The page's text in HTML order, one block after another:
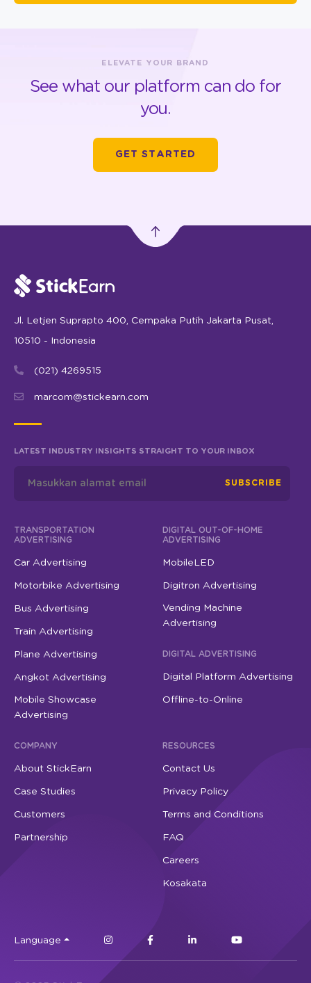
ELEVATE YOUR BRAND
See what our platform can do for
you.
GET STARTED
Jl. Letjen Suprapto 400, Cempaka Putih Jakarta Pusat,
10510 - Indonesia
(021) 4269515
marcom@stickearn.com
LATEST INDUSTRY INSIGHTS STRAIGHT TO YOUR INBOX
SUBSCRIBE
TRANSPORTATION
ADVERTISING
Car Advertising
Motorbike Advertising
Bus Advertising
Train Advertising
Plane Advertising
Angkot Advertising
Mobile Showcase
Advertising
DIGITAL OUT-OF-HOME
ADVERTISING
MobileLED
Digitron Advertising
Vending Machine
Advertising
DIGITAL ADVERTISING
Digital Platform Advertising
Offline-to-Online
COMPANY
About StickEarn
Case Studies
Customers
Partnership
RESOURCES
Contact Us
Privacy Policy
Terms and Conditions
FAQ
Careers
Kosakata
Language